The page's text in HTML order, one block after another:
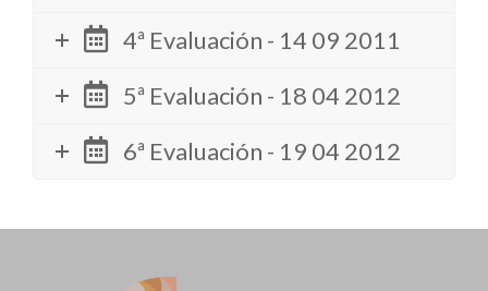
4ª Evaluación - 14 09 2011
5ª Evaluación - 18 04 2012
6ª Evaluación - 19 04 2012